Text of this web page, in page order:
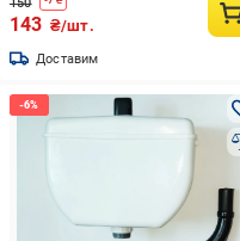
143 ₴/шт.
Доставим